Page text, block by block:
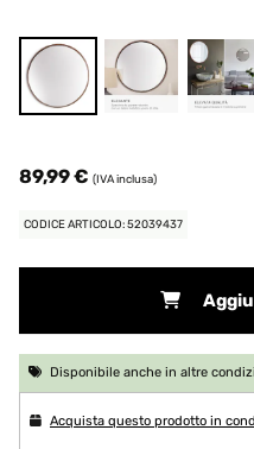
89,99 € (IVA inclusa)
CODICE ARTICOLO: 52039437
Disponibile anche in altre
Acquista questo prodotto in